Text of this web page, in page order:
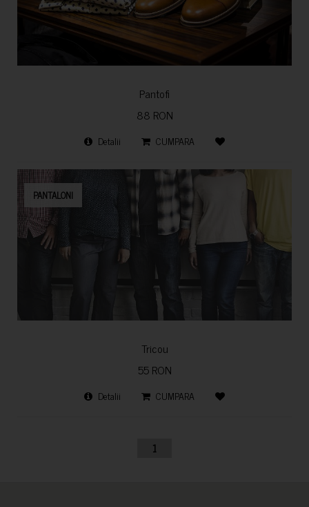
Pantofi
88 RON
Detalii CUMPARA
PANTALONI
Tricou
55 RON
Detalii CUMPARA
1